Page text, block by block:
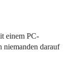
einem PC-
niemanden darauf